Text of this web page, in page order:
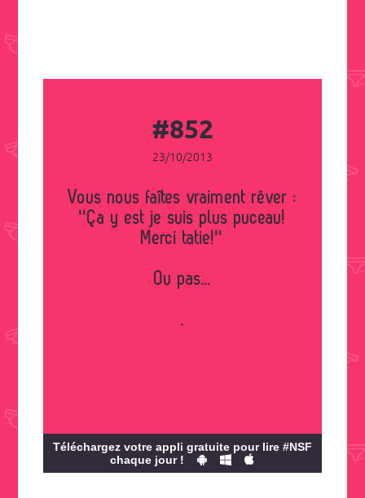
#852
23/10/2013
Vous nous faîtes vraiment rêver :
''Ça y est je suis plus puceau!
Merci tatie!''
Ou pas...
.
Téléchargez votre appli gratuite pour lire #NSF
chaque jour !